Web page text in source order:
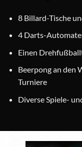
8 Billard-Tische
4 Darts-
Einen
Beerpong an den
Turniere
Diverse Spiele-